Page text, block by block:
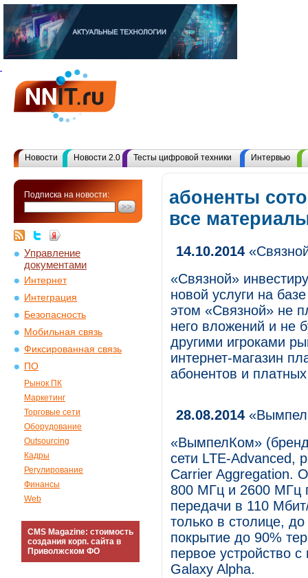
Новости Новости 2.0 Тесты цифровой техники Интервью
Подписка на новости:
Управление
документами
Интернет
Интеграция
Безопасность
Мобильная связь
Фиксированная связь
ПО
Рынок ПК
Маркетинг
Торговые сети
Оборудование
Outsourcing
Кадры
Регулирование
Финансы
Web
CMS Magazine: стоимость
создания корп. сайта в
Приволжском ФО
абоненты
все
14.10.2014
«Связной»
новой услуги на
этом «Связной» не
него вложений и не
другими игроками
интернет-магазин
абонентов и платных
28.08.2014
«ВымпелКом»
сети LTE-Advanced,
Carrier Aggregation.
800 МГц и 2600 МГц
передачи в 110
только в столице,
покрытие до 90%
первое устройство
Galaxy Alpha.